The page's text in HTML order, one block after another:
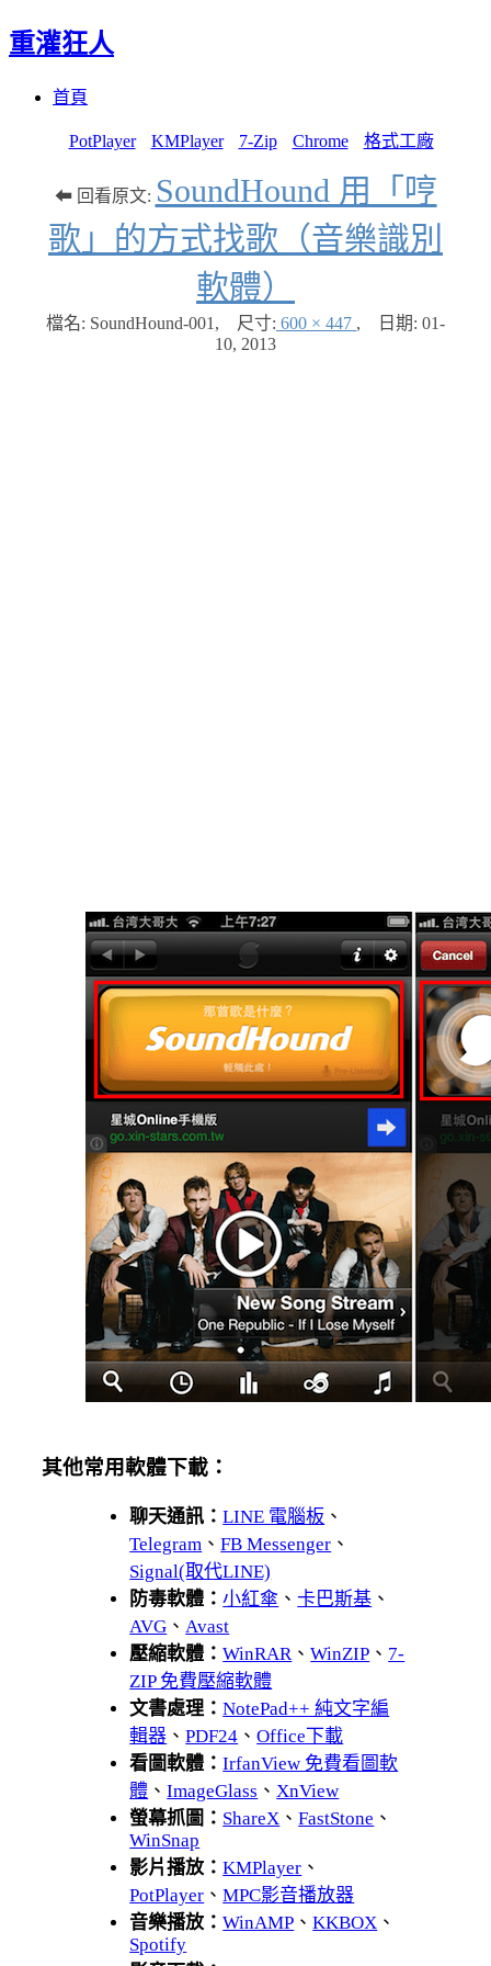
重灌狂人
首頁
PotPlayer KMPlayer 7-Zip Chrome 格式工廠
⬅ 回看原文: SoundHound 用「哼
歌」的方式找歌（音樂識別
軟體）
檔名: SoundHound-001 , 尺寸: 600 × 447 , 日期: 01-
10, 2013
其他常用軟體下載：
聊天通訊：LINE 電腦板 、
Telegram 、FB Messenger 、
Signal(取代LINE)
防毒軟體：小紅傘 、卡巴斯基 、
AVG 、 Avast
壓縮軟體：WinRAR 、WinZIP 、 7-
ZIP 免費壓縮軟體
文書處理：NotePad++ 純文字編
輯器 、PDF24 、Office下載
看圖軟體：IrfanView 免費看圖軟
體 、ImageGlass 、 XnView
螢幕抓圖： ShareX 、FastStone 、
WinSnap
影片播放：KMPlayer 、
PotPlayer 、MPC影音播放器
音樂播放：WinAMP 、KKBOX 、
Spotify